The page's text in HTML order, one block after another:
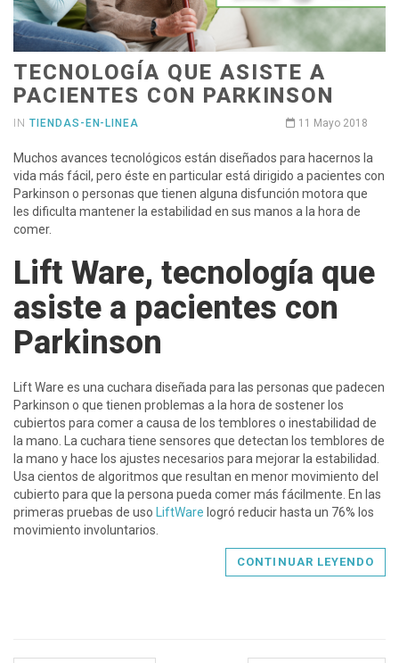
TECNOLOGÍA QUE ASISTE A
PACIENTES CON PARKINSON
IN TIENDAS-EN-LINEA 11 Mayo 2018
Muchos avances tecnológicos están diseñados para hacernos la
vida más fácil, pero éste en particular está dirigido a pacientes con
Parkinson o personas que tienen alguna disfunción motora que
les dificulta mantener la estabilidad en sus manos a la hora de
comer.
Lift Ware, tecnología que
asiste a pacientes con
Parkinson
Lift Ware es una cuchara diseñada para las personas que padecen
Parkinson o que tienen problemas a la hora de sostener los
cubiertos para comer a causa de los temblores o inestabilidad de
la mano. La cuchara tiene sensores que detectan los temblores de
la mano y hace los ajustes necesarios para mejorar la estabilidad.
Usa cientos de algoritmos que resultan en menor movimiento del
cubierto para que la persona pueda comer más fácilmente. En las
primeras pruebas de uso LiftWare logró reducir hasta un 76% los
movimiento involuntarios.
CONTINUAR LEYENDO